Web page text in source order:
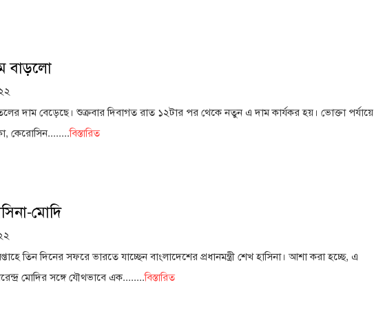
বাড়লো
দাম বেড়েছে। শুক্রবার দিবাগত রাত ১২টার পর থেকে নতুন এ দাম কার্যকর হয়। ভোক্তা পর্যায়ে
কেরোসিন........বিস্তারিত
মোদি
তিন দিনের সফরে ভারতে যাচ্ছেন বাংলাদেশের প্রধানমন্ত্রী শেখ হাসিনা। আশা করা হচ্ছে, এ
মোদির সঙ্গে যৌথভাবে এক........বিস্তারিত